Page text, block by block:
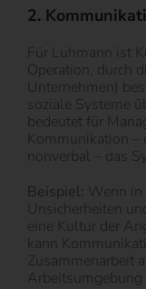
2.
Für Luhmann ist
Operation, durch
Unternehmen)
soziale Systeme
bedeutet für
Kommunikation
nonverbal – das
Beispiel: Wenn in
Unsicherheiten
eine Kultur der
kann
Zusammenarbeit
Arbeitsumgebung